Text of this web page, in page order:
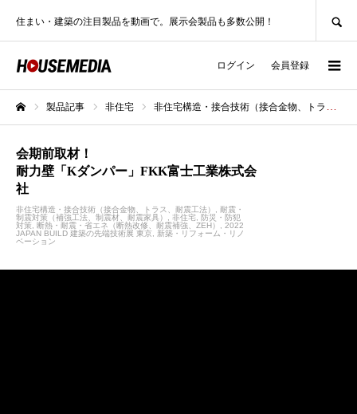
住まい・建築の注目製品を動画で。展示会製品も多数公開！
ログイン 会員登録
製品記事 非住宅 非住宅構造・接合技術（接合金物、トラス、耐震工法）
会期前取材！
耐力壁「Kダンパー」FKK富士工業株式会
社
非住宅構造・接合技術（接合金物、トラス、耐震工法）
耐震・
制震対策（補強工法、制震材、耐震家具）
非住宅
防災・防犯
対策
断熱・耐震・省エネ（断熱改修、耐震補強、ZEH）
2022
JAPAN BUILD 建築の先端技術展 東京
新築・リフォーム・リノ
ベーション